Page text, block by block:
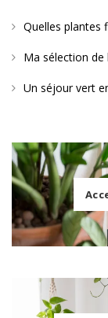
Quelles plantes
Ma sélection de
Un séjour vert